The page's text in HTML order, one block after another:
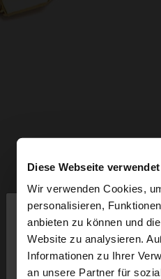
Diese Webseite
Wir verwenden Cookies,
personalisieren,
anbieten zu können und
Website zu analysieren.
Informationen zu Ihrer
an unsere Partner für
hallo
Sie greifen von
Möchten Sie unsere